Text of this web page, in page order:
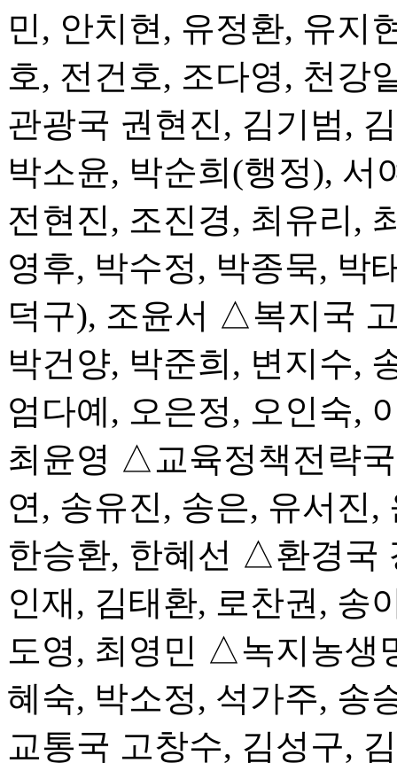
민, 안치현, 유정환, 유지
호, 전건호, 조다영, 천강
관광국 권현진, 김기범,
박소윤, 박순희(행정), 서
전현진, 조진경, 최유리,
영후, 박수정, 박종묵, 박
덕구), 조윤서 △복지국
박건양, 박준희, 변지수,
엄다예, 오은정, 오인숙,
최윤영 △교육정책전략
연, 송유진, 송은, 유서진
한승환, 한혜선 △환경국
인재, 김태환, 로찬권, 송
도영, 최영민 △녹지농생
혜숙, 박소정, 석가주, 송
교통국 고창수, 김성구,